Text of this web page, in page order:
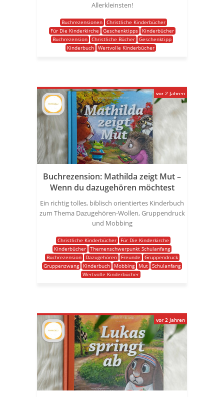
Allerkleinsten!
Buchrezensionen
Christliche Kinderbücher
Für Die Kinderkirche
Geschenktipps
Kinderbücher
Buchrezension Christliche Bücher Geschenktipp
Kinderbuch Wertvolle Kinderbücher
Buchrezension: Mathilda zeigt Mut –
Wenn du dazugehören möchtest
Ein richtig tolles, biblisch orientiertes Kinderbuch
zum Thema Dazugehören-Wollen, Gruppendruck
und Mobbing
Christliche Kinderbücher
Für Die Kinderkirche
Kinderbücher Themenschwerpunkt Schulanfang
Buchrezension
Dazugehören Freunde
Gruppendruck
Gruppenzwang
Kinderbuch Mobbing Mut Schulanfang
Wertvolle Kinderbücher
vor 2 Jahren
vor 2 Jahren